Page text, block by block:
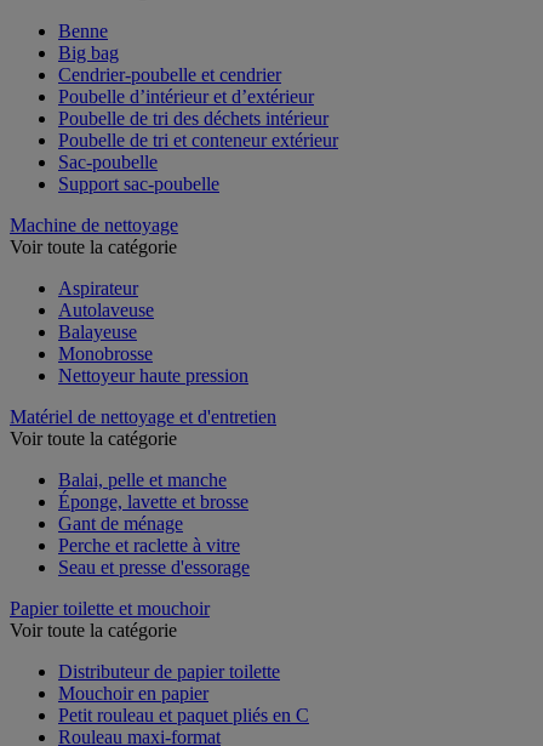
Benne
Big bag
Cendrier-poubelle et cendrier
Poubelle d’intérieur et d’extérieur
Poubelle de tri des déchets intérieur
Poubelle de tri et conteneur extérieur
Sac-poubelle
Machine de nettoyage
Aspirateur
Autolaveuse
Balayeuse
Monobrosse
Matériel de nettoyage et d'entretien
Balai, pelle et manche
Éponge, lavette et brosse
Gant de ménage
Perche et raclette à vitre
Papier toilette et mouchoir
Distributeur de papier toilette
Mouchoir en papier
Petit rouleau et paquet pliés en C